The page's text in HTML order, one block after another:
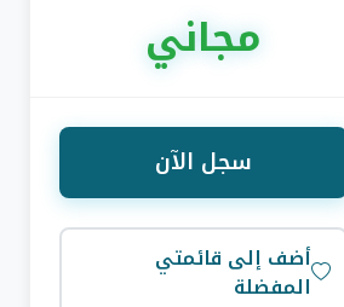
مجاني
سجل الآن
أضف إلى قائمتي
المفضلة